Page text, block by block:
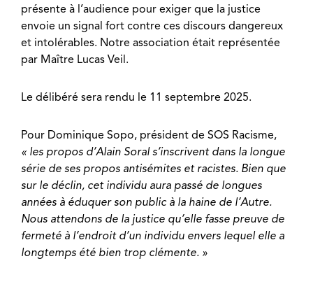
présente à l’audience pour exiger que la justice
envoie un signal fort contre ces discours dangereux
et intolérables. Notre association était représentée
par Maître Lucas Veil.
Le délibéré sera rendu le 11 septembre 2025.
Pour Dominique Sopo, président de SOS Racisme,
« les propos d’Alain Soral s’inscrivent dans la longue
série de ses propos antisémites et racistes. Bien que
sur le déclin, cet individu aura passé de longues
années à éduquer son public à la haine de l’Autre.
Nous attendons de la justice qu’elle fasse preuve de
fermeté à l’endroit d’un individu envers lequel elle a
longtemps été bien trop clémente. »